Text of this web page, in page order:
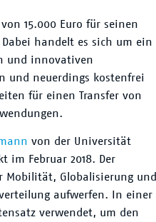
15.000 Euro für seinen
handelt es sich um ein
und innovativen
und neuerdings kostenfrei
für einen Transfer von
von der Universität
im Februar 2018. Der
Mobilität, Globalisierung und
aufwerfen. In einer
verwendet, um den